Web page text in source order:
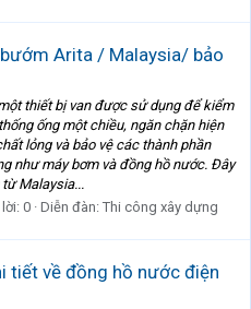
Arita / Malaysia/ bảo
thiết bị van được sử dụng để kiểm
ống một chiều, ngăn chặn hiện
lỏng và bảo vệ các thành phần
như máy bơm và đồng hồ nước. Đây
Malaysia...
0 Diễn đàn: Thi công xây dựng
tiết về đồng hồ nước điện